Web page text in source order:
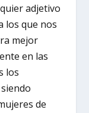
adjetivo
los que nos
mejor
en las
los
de